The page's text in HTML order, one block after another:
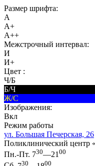
Размер шрифта:
A
A+
A++
Межстрочный интервал:
И
И+
Цвет :
Ч/Б
Б/Ч
Ж/С
Изображения:
Вкл
Режим работы
ул. Большая Печерская, 26
Поликлинический центр
Пн.-Пт. 730—21 00
30 00